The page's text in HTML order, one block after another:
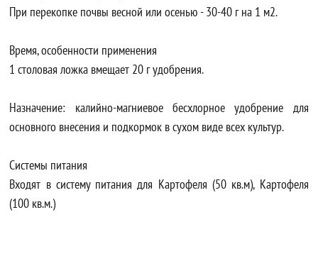
При перекопке почвы весной или осенью - 30-40 г на 1 м2.
Время, особенности применения
1 столовая ложка вмещает 20 г удобрения.
Назначение: калийно-магниевое бесхлорное удобрение для
основного внесения и подкормок в сухом виде всех культур.
Системы питания
Входят в систему питания для Картофеля (50 кв.м), Картофеля
(100 кв.м.)